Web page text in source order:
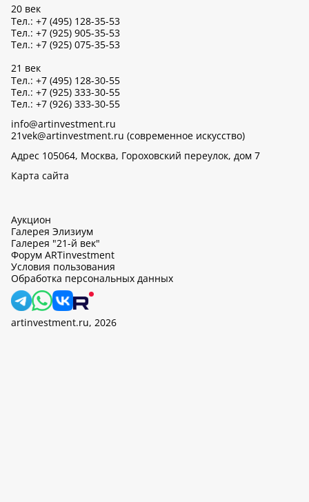
20 век
Тел.: +7 (495) 128-35-53
Тел.: +7 (925) 905-35-53
Тел.: +7 (925) 075-35-53
21 век
Тел.: +7 (495) 128-30-55
Тел.: +7 (925) 333-30-55
Тел.: +7 (926) 333-30-55
info@artinvestment.ru
21vek@artinvestment.ru (современное искусство)
Адрес 105064, Москва, Гороховский переулок, дом 7
Карта сайта
Аукцион
Галерея Элизиум
Галерея "21-й век"
Форум ARTinvestment
Условия пользования
Обработка персональных данных
artinvestment.ru, 2026